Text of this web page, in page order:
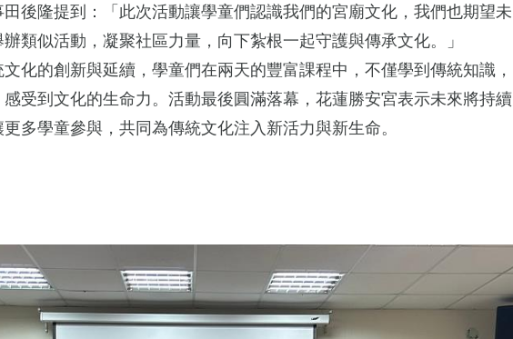
後隆提到：「此次活動讓學童們認識我們的宮廟文化，我們也期望未
類似活動，凝聚社區力量，向下紮根一起守護與傳承文化。」
化的創新與延續，學童們在兩天的豐富課程中，不僅學到傳統知識，
受到文化的生命力。活動最後圓滿落幕，花蓮勝安宮表示未來將持續
多學童參與，共同為傳統文化注入新活力與新生命。